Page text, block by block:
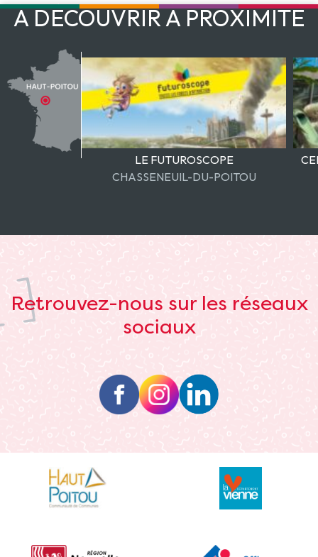
Marché de Vouillé
À DÉCOUVRIR À PROXIMITÉ
LE FUTUROSCOPE
CHASSENEUIL-DU-POITOU
Retrouvez-nous sur les réseaux
sociaux